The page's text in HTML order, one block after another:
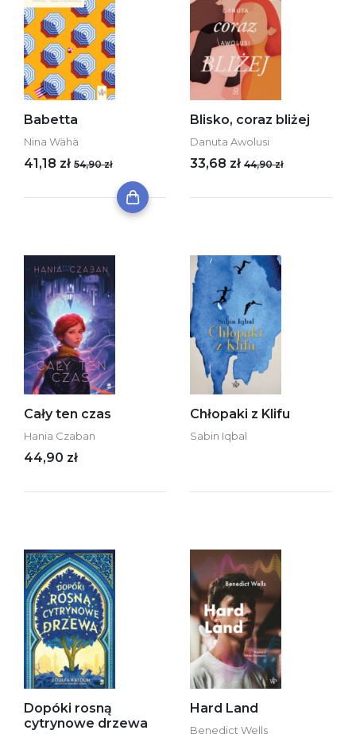
Babetta
Nina Wähä
41,18 zł 54,90 zł
Blisko, coraz bliżej
Danuta Awolusi
33,68 zł 44,90 zł
Cały ten czas
Hania Czaban
44,90 zł
Chłopaki z Klifu
Sabin Iqbal
Dopóki rosną
cytrynowe drzewa
Hard Land
Benedict Wells